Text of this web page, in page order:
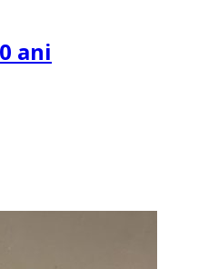
ani